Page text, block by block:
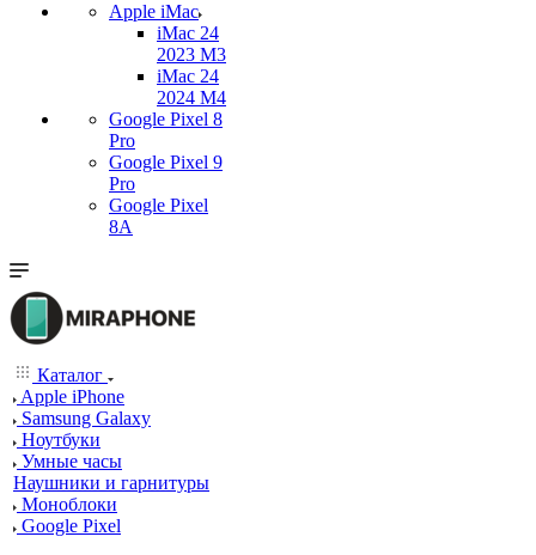
Apple iMac
iMac 24
2023 M3
iMac 24
2024 M4
Google Pixel 8
Pro
Google Pixel 9
Pro
Google Pixel
8A
Каталог
Apple iPhone
Samsung Galaxy
Ноутбуки
Умные часы
Наушники и гарнитуры
Моноблоки
Google Pixel